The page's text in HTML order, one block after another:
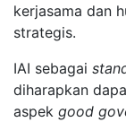
kerjasama dan
strategis.
IAI sebagai
diharapkan
aspek good